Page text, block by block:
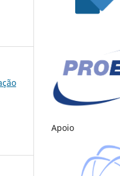
Apoio